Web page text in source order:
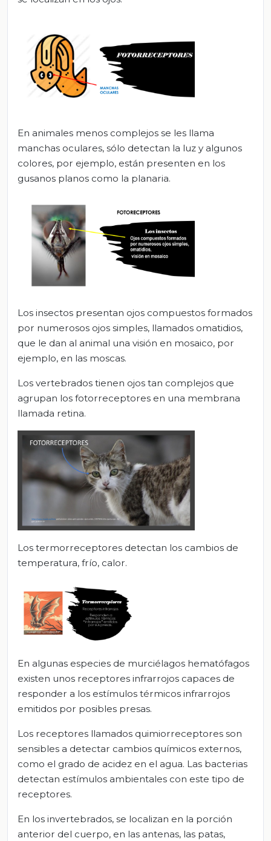
En animales menos complejos se les llama
manchas oculares, sólo detectan la luz y algunos
colores, por ejemplo, están presenten en los
gusanos planos como la planaria.
Los insectos presentan ojos compuestos formados
por numerosos ojos simples, llamados omatidios,
que le dan al animal una visión en mosaico, por
ejemplo, en las moscas.
Los vertebrados tienen ojos tan complejos que
agrupan los fotorreceptores en una membrana
llamada retina.
Los termorreceptores detectan los cambios de
temperatura, frío, calor.
En algunas especies de murciélagos hematófagos
existen unos receptores infrarrojos capaces de
responder a los estímulos térmicos infrarrojos
emitidos por posibles presas.
Los receptores llamados quimiorreceptores son
sensibles a detectar cambios químicos externos,
como el grado de acidez en el agua. Las bacterias
detectan estímulos ambientales con este tipo de
receptores.
En los invertebrados, se localizan en la porción
anterior del cuerpo, en las antenas, las patas,